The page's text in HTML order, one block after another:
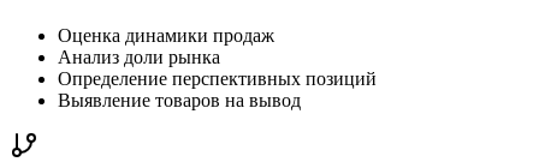
Оценка динамики продаж
Анализ доли рынка
Определение перспективных позиций
Выявление товаров на вывод